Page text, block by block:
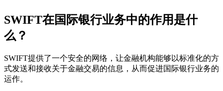
SWIFT在国际银行业务中的作用是什
么？
SWIFT提供了一个安全的网络，让金融机构能够以标准化的方
式发送和接收关于金融交易的信息，从而促进国际银行业务的
运作。